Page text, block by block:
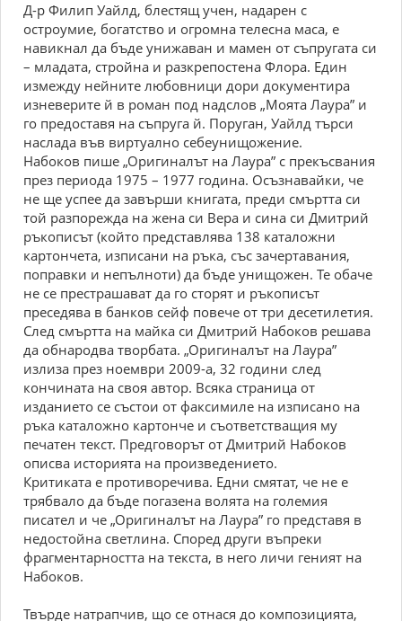
Д-р Филип Уайлд, блестящ учен, надарен с
остроумие, богатство и огромна телесна маса, е
навикнал да бъде унижаван и мамен от съпругата си
– младата, стройна и разкрепостена Флора. Един
измежду нейните любовници дори документира
изневерите й в роман под надслов „Моята Лаура” и
го предоставя на съпруга й. Поруган, Уайлд търси
наслада във виртуално себеунищожение.
Набоков пише „Оригиналът на Лаура” с прекъсвания
през периода 1975 – 1977 година. Осъзнавайки, че
не ще успее да завърши книгата, преди смъртта си
той разпорежда на жена си Вера и сина си Дмитрий
ръкописът (който представлява 138 каталожни
картончета, изписани на ръка, със зачертавания,
поправки и непълноти) да бъде унищожен. Те обаче
не се престрашават да го сторят и ръкописът
преседява в банков сейф повече от три десетилетия.
След смъртта на майка си Дмитрий Набоков решава
да обнародва творбата. „Оригиналът на Лаура”
излиза през ноември 2009-а, 32 години след
кончината на своя автор. Всяка страница от
изданието се състои от факсимиле на изписано на
ръка каталожно картонче и съответстващия му
печатен текст. Предговорът от Дмитрий Набоков
описва историята на произведението.
Критиката е противоречива. Едни смятат, че не е
трябвало да бъде погазена волята на големия
писател и че „Оригиналът на Лаура” го представя в
недостойна светлина. Според други въпреки
фрагментарността на текста, в него личи геният на
Набоков.
Твърде натрапчив, що се отнася до композицията,